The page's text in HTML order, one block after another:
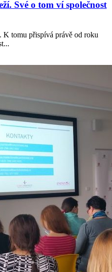
Své o tom ví společnost
K tomu přispívá právě od roku